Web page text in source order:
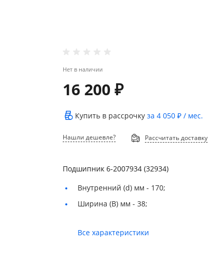
Нет в наличии
16 200 ₽
Купить в рассрочкуза4 050 ₽ / мес.
Нашли дешевле? Рассчитать доставку
Подшипник 6-2007934 (32934)
Внутренний (d) мм - 170;
Ширина (B) мм -38;
Все характеристики